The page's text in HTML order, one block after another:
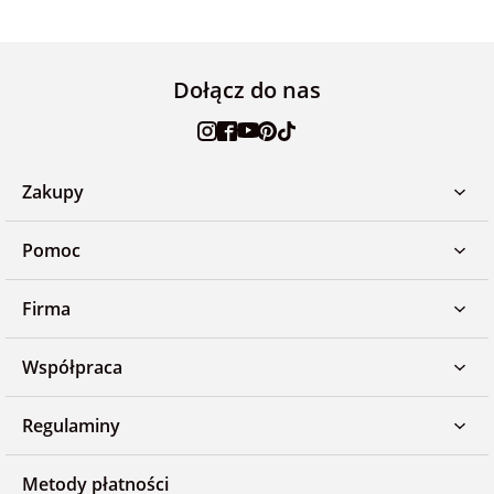
Dołącz do nas
Zakupy
Pomoc
Firma
Współpraca
Regulaminy
Metody płatności